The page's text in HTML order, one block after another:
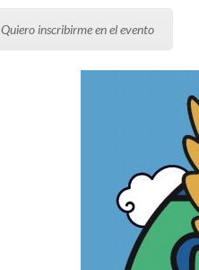
Quiero inscribirme en el evento